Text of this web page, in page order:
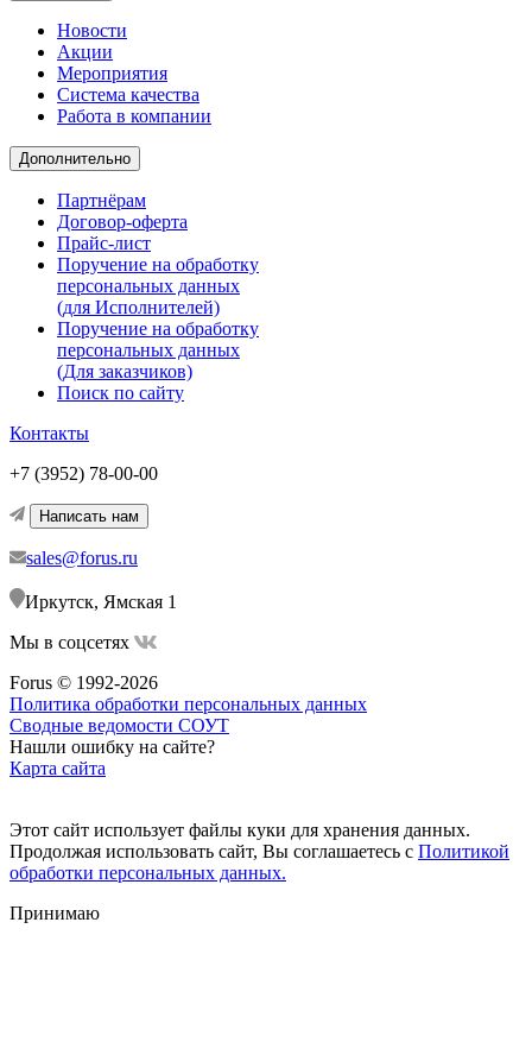
Новости
Акции
Мероприятия
Система качества
Работа в компании
Дополнительно
Партнёрам
Договор-оферта
Прайс-лист
Поручение на обработку
персональных данных
(для Исполнителей)
Поручение на обработку
персональных данных
(Для заказчиков)
Поиск по сайту
Контакты
+7 (3952) 78-00-00
Написать нам
sales@forus.ru
Иркутск, Ямская 1
Мы в соцсетях
Forus © 1992-2026
Политика обработки персональных данных
Сводные ведомости СОУТ
Нашли ошибку на сайте?
Карта сайта
Этот сайт использует файлы куки для хранения данных.
Продолжая использовать сайт, Вы соглашаетесь с Политикой
обработки персональных данных.
Принимаю